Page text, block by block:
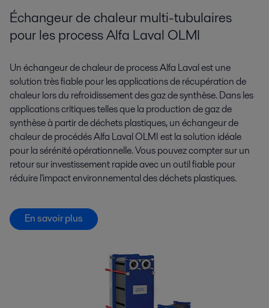
Échangeur de chaleur multi-tubulaires
pour les process Alfa Laval OLMI
Un échangeur de chaleur de process Alfa Laval est une
solution très fiable pour les applications de récupération de
chaleur lors du refroidissement des gaz de synthèse. Dans les
applications critiques telles que la production de gaz de
synthèse à partir de déchets plastiques, un échangeur de
chaleur de procédés Alfa Laval OLMI est la solution idéale
pour la sérénité opérationnelle. Vous pouvez compter sur un
retour sur investissement rapide avec un outil fiable pour
réduire l'impact environnemental des déchets plastiques.
En savoir plus